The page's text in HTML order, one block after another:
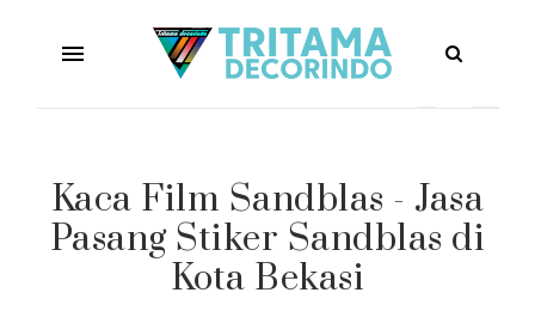
Kaca Film Sandblas - Jasa
Pasang Stiker Sandblas di
Kota Bekasi